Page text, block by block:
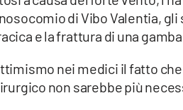
di Vibo Valentia,
e la frattura di una
nei medici il fatto
non sarebbe più